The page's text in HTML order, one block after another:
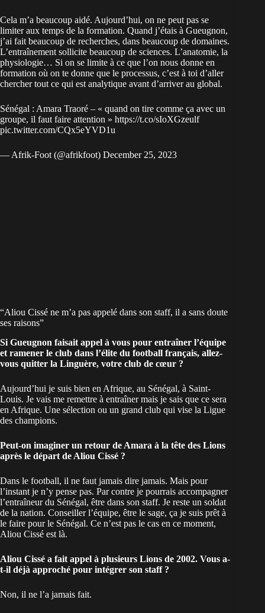
Cela m’a beaucoup aidé. Aujourd’hui, on ne peut pas se
limiter aux temps de la formation. Quand j’étais à Gueugnon,
j’ai fait beaucoup de recherches, dans beaucoup de domaines.
L’entraînement sollicite beaucoup de sciences. L’anatomie, la
physiologie… Si on se limite à ce que l’on nous donne en
formation où on te donne que le processus, c’est à toi d’aller
chercher tout ce qui est analytique avant d’arriver au global.
Sénégal : Amara Traoré – « quand on tire comme ça avec un
groupe, il faut faire attention » https://t.co/sIoXGzeulf
pic.twitter.com/CQx5eYVD1u
— Afrik-Foot (@afrikfoot) December 25, 2023
“Aliou Cissé ne m’a pas appelé dans son staff, il a sans doute
ses raisons”
Si Gueugnon faisait appel à vous pour entraîner l’équipe
et ramener le club dans l’élite du football français, allez-
vous quitter la Linguère, votre club de cœur ?
Aujourd’hui je suis bien en Afrique, au Sénégal, à Saint-
Louis. Je vais me remettre à entraîner mais je sais que ce sera
en Afrique. Une sélection ou un grand club qui vise la Ligue
des champions.
Peut-on imaginer un retour de Amara à la tête des Lions
après le départ de Aliou Cissé ?
Dans le football, il ne faut jamais dire jamais. Mais pour
l’instant je n’y pense pas. Par contre je pourrais accompagner
l’entraîneur du Sénégal, être dans son staff. Je reste un soldat
de la nation. Conseiller l’équipe, être le sage, ça je suis prêt à
le faire pour le Sénégal. Ce n’est pas le cas en ce moment,
Aliou Cissé est là.
Aliou Cissé a fait appel à plusieurs Lions de 2002. Vous a-
t-il déjà approché pour intégrer son staff ?
Non, il ne l’a jamais fait.